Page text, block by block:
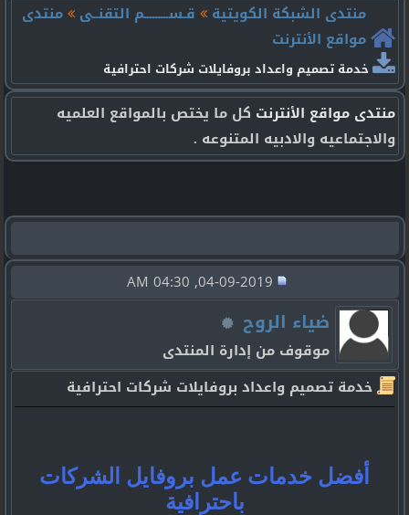
منتدى الشبكة الكويتية
قـســـــــــم التقنــى
منتدى
مواقع الأنترنت
خدمة تصميم واعداد بروفايلات شركات احترافية
منتدى مواقع الأنترنت كل ما يختص بالمواقع العلميه
والاجتماعيه والادبيه المتنوعه .
ضياء الروح
موقوف من إدارة المنتدى
خدمة تصميم واعداد بروفايلات شركات احترافية
أفضل خدمات عمل بروفايل الشركات
باحترافية